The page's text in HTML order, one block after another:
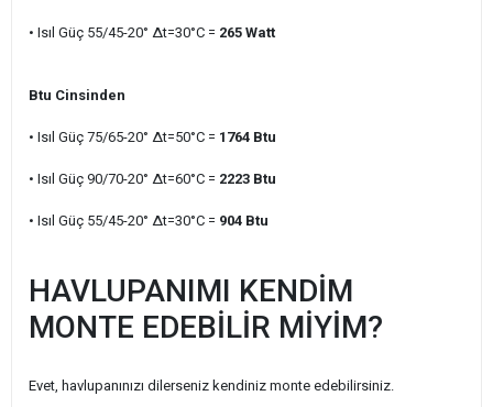
• Isıl Güç 55/45-20° ∆t=30°C = 265 Watt
Btu Cinsinden
• Isıl Güç 75/65-20° ∆t=50°C = 1764 Btu
• Isıl Güç 90/70-20° ∆t=60°C = 2223 Btu
• Isıl Güç 55/45-20° ∆t=30°C = 904 Btu
HAVLUPANIMI KENDİM
MONTE EDEBİLİR MİYİM?
Evet, havlupanınızı dilerseniz kendiniz monte edebilirsiniz.